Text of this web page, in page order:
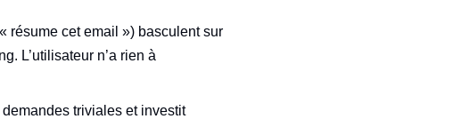
résume cet email ») basculent sur
L’utilisateur n’a rien à
triviales et investit